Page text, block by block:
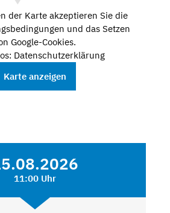
der Karte akzeptieren Sie die
und das Setzen
Google-Cookies.
Datenschutzerklärung
Karte anzeigen
11:00 Uhr